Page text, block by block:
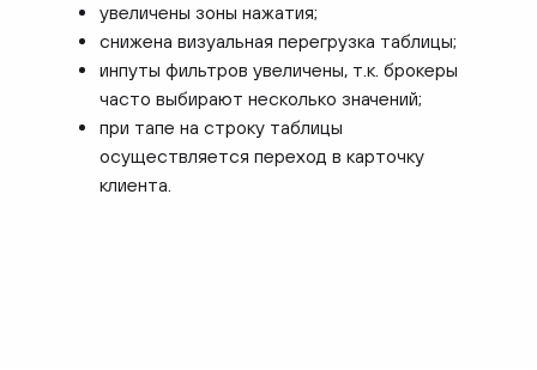
увеличены зоны нажатия;
снижена визуальная перегрузка таблицы;
инпуты фильтров увеличены, т.к. брокеры
часто выбирают несколько значений;
при тапе на строку таблицы
осуществляется переход в карточку
клиента.